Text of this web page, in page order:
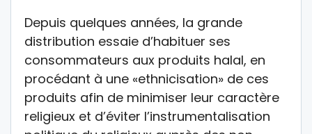
Depuis quelques années, la grande
distribution essaie d’habituer ses
consommateurs aux produits halal, en
procédant à une «ethnicisation» de ces
produits afin de minimiser leur caractère
religieux et d’éviter l’instrumentalisation